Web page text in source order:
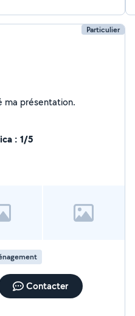
Particulier
Je n'ai pas encore renseigné ma présentation.
: 1/5
Contacter